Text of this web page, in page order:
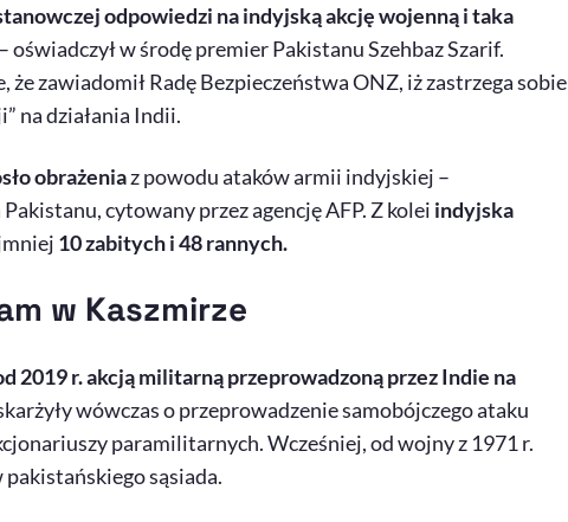
odpowiedzi na indyjską akcję wojenną i taka
oświadczył w środę premier Pakistanu Szehbaz Szarif.
zawiadomił Radę Bezpieczeństwa ONZ, iż zastrzega sobie
na działania Indii.
obrażeniaz powodu ataków armii indyjskiej –
cytowany przez agencję AFP. Z kolei indyjska
10 zabitych i 48 rannych.
w Kaszmirze
2019 r. akcją militarną przeprowadzoną przez Indie na
wówczas o przeprowadzenie samobójczego ataku
paramilitarnych. Wcześniej, od wojny z 1971 r.
sąsiada.